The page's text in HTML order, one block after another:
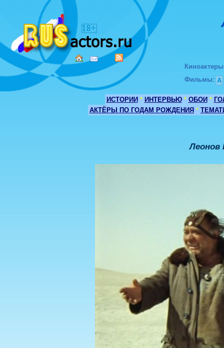
Киноактеры
Фильмы: А
ИСТОРИИ * ИНТЕРВЬЮ * ОБОИ *
АКТЁРЫ ПО ГОДАМ РОЖДЕНИЯ *
Леонов